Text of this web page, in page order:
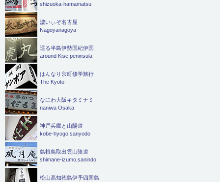
shizuoka-hamamatsu
濃いぃぞ名古屋
Nagoyanagoya
巡る半島伊勢国紀伊国
around Kise peninsula
はんなり京町修学旅行
The Kyoto
なにわ大阪キタミナミ
naniwa Osaka
神戸兵庫と山陽道
kobe-hyogo,sanyodo
島根鳥取出雲山陰道
shimane-izumo,sanindo
松山高知徳島伊予四国島